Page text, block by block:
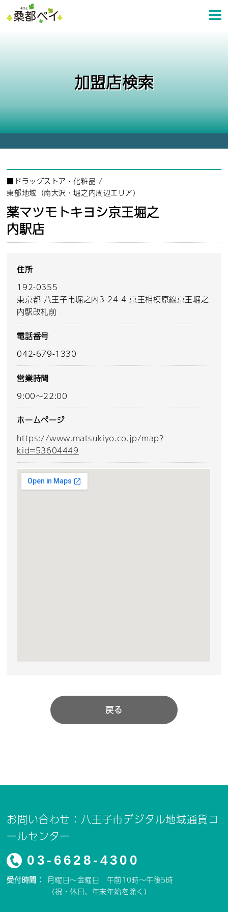
ン
プ
加盟店検索
■ ドラッグストア・化粧品 /
東部地域（南大沢・堀之内周辺エリア）
薬マツモトキヨシ京王堀之
内駅店
住所
192-0355
東京都 八王子市堀之内3-24-4 京王相模原線京王堀之
内駅改札前
電話番号
042-679-1330
営業時間
9:00～22:00
ホームページ
https://www.matsukiyo.co.jp/map?
kid=53604449
戻る
お問い合わせ：八王子市デジタル地域通貨コ
ールセンター
03-6628-4300
受付時間： 月曜日～金曜日 午前10時～午後5時
（祝・休日、年末年始を除く）